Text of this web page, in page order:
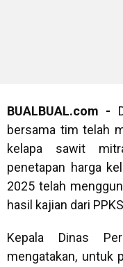
BUALBUAL.com -
bersama tim telah
kelapa sawit
penetapan harga
2025 telah
hasil kajian dari
Kepala Dinas
mengatakan, untuk